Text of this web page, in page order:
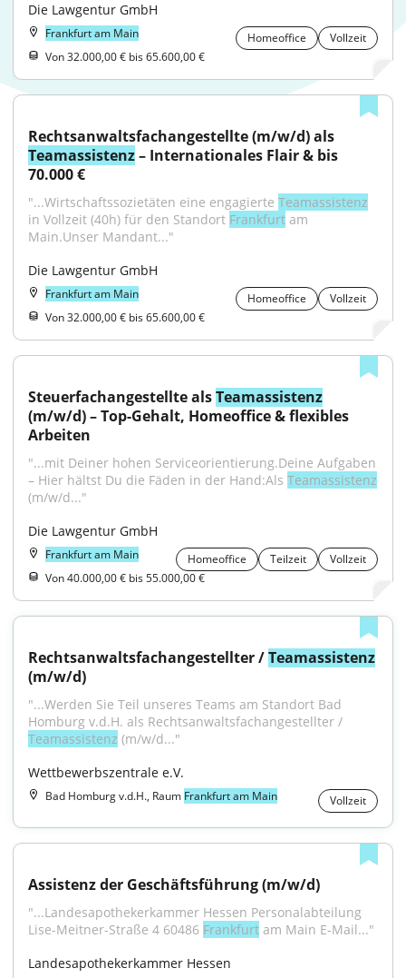
Die Lawgentur GmbH
Frankfurt am Main Homeoffice
Vollzeit
Von 32.000,00 € bis 65.600,00 €
Teamassistenz – Internationales Flair & bis
70.000 €
"...Wirtschaftssozietäten eine engagierte Teamassistenz
in Vollzeit (40h) für den Standort Frankfurt am
Main.Unser Mandant..."
Die Lawgentur GmbH
Frankfurt am Main Homeoffice
Vollzeit
Von 32.000,00 € bis 65.600,00 €
Steuerfachangestellte als Teamassistenz
(m/w/d) – Top-Gehalt, Homeoffice & flexibles
Arbeiten
"...mit Deiner hohen Serviceorientierung.Deine Aufgaben
– Hier hältst Du die Fäden in der Hand:Als Teamassistenz
(m/w/d..."
Die Lawgentur GmbH
Frankfurt am Main Homeoffice Teilzeit
Vollzeit
Von 40.000,00 € bis 55.000,00 €
Rechtsanwaltsfachangestellter / Teamassistenz
(m/w/d)
"...Werden Sie Teil unseres Teams am Standort Bad
Teamassistenz (m/w/d..."
Wettbewerbszentrale e.V.
Bad Homburg v.d.H., Raum Frankfurt am Main Vollzeit
Assistenz der Geschäftsführung (m/w/d)
"...Landesapothekerkammer Hessen Personalabteilung
Lise-Meitner-Straße 4 60486 Frankfurt am Main E-Mail..."
Landesapothekerkammer Hessen